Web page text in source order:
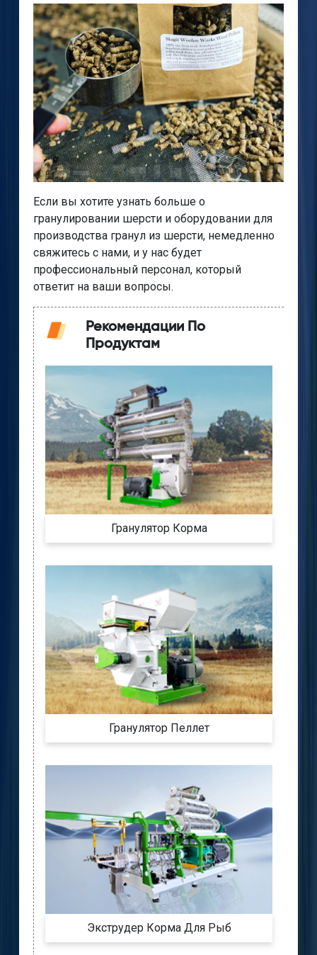
Если вы хотите узнать больше о
гранулировании шерсти и оборудовании для
производства гранул из шерсти, немедленно
свяжитесь с нами, и у нас будет
профессиональный персонал, который
ответит на ваши вопросы.
Рекомендации По
Продуктам
Гранулятор Корма
Гранулятор Пеллет
Экструдер Корма Для Рыб